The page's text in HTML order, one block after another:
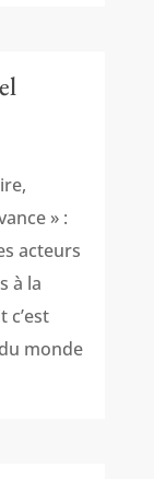
» :
acteurs
à la
c’est
monde